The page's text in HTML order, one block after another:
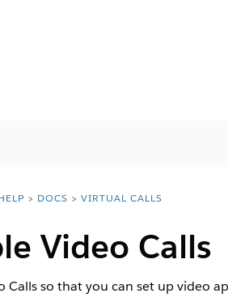
DOCS VIRTUAL CALLS
Video Calls
Calls so that you can set up video